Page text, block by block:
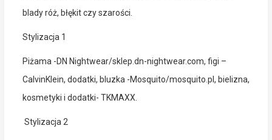
blady róż, błękit czy szarości.
Stylizacja 1
Piżama -DN Nightwear/sklep.dn-nightwear.com, figi –
CalvinKlein, dodatki, bluzka -Mosquito/mosquito.pl, bielizna,
kosmetyki i dodatki- TKMAXX.
Stylizacja 2